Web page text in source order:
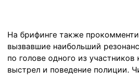
На брифинге также
вызвавшие наибольший
по голове одного из участников
выстрел и поведение полиции.